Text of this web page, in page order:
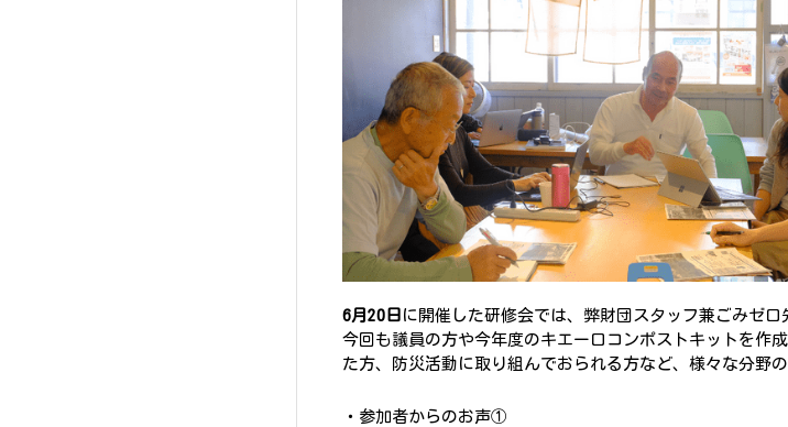
6月20日 に開催した研修会では、弊財団スタッフ兼ごみゼロ
今回も議員の方や今年度のキエーロコンポストキットを作
た方、防災活動に取り組んでおられる方など、様々な分野
・参加者からのお声①